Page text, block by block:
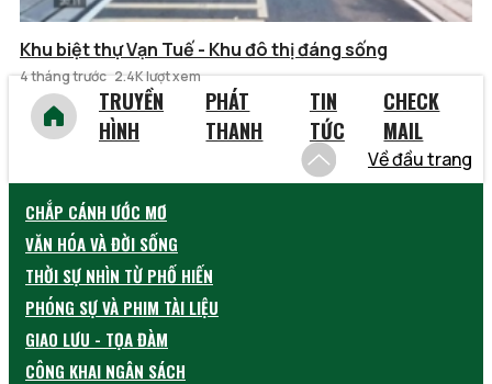
Khu biệt thự Vạn Tuế - Khu đô thị đáng sống
4 tháng trước 2.4K lượt xem
TRUYỀN
HÌNH
PHÁT
THANH
TIN
TỨC
CHECK
MAIL
Về đầu trang
CHẮP CÁNH ƯỚC MƠ
VĂN HÓA VÀ ĐỜI SỐNG
THỜI SỰ NHÌN TỪ PHỐ HIẾN
PHÓNG SỰ VÀ PHIM TÀI LIỆU
GIAO LƯU - TỌA ĐÀM
CÔNG KHAI NGÂN SÁCH